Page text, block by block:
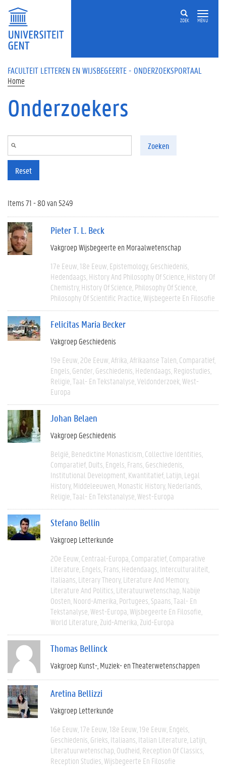
Overslaan en naar de inhoud gaan
ZOEK MENU
FACULTEIT LETTEREN EN WIJSBEGEERTE - ONDERZOEKSPORTAAL
Home
Onderzoekers
Zoeken
Reset
Items 71 - 80 van 5249
Pieter T. L. Beck
Vakgroep Wijsbegeerte en Moraalwetenschap
17e Eeuw 18e Eeuw Epistemology Geschiedenis
Hedendaags History And Philosophy Of Science History Of
Chemistry History Of Science Philosophy Of Science
Philosophy Of Scientific Practice Wijsbegeerte En Filosofie
Felicitas Maria Becker
Vakgroep Geschiedenis
19e Eeuw 20e Eeuw Afrika Afrikaanse Talen Comparatief
Engels Gender Geschiedenis Hedendaags Regiostudies
Religie Taal- En Tekstanalyse Veldonderzoek West-
Europa
Johan Belaen
Vakgroep Geschiedenis
België Benedictine Monasticism Collective Identities
Comparatief Duits Engels Frans Geschiedenis
Institutional Development Kwantitatief Latijn Legal
History Middeleeuwen Monastic History Nederlands
Religie Taal- En Tekstanalyse West-Europa
Stefano Bellin
Vakgroep Letterkunde
20e Eeuw Centraal-Europa Comparatief Comparative
Literature Engels Frans Hedendaags Interculturaliteit
Italiaans Literary Theory Literature And Memory
Literature And Politics Literatuurwetenschap Nabije
Oosten Noord-Amerika Portugees Spaans Taal- En
Tekstanalyse West-Europa Wijsbegeerte En Filosofie
World Literature Zuid-Amerika Zuid-Europa
Thomas Bellinck
Vakgroep Kunst-, Muziek- en Theaterwetenschappen
Aretina Bellizzi
Vakgroep Letterkunde
16e Eeuw 17e Eeuw 18e Eeuw 19e Eeuw Engels
Geschiedenis Grieks Italiaans Italian Literature Latijn
Literatuurwetenschap Oudheid Reception Of Classics
Reception Studies Wijsbegeerte En Filosofie